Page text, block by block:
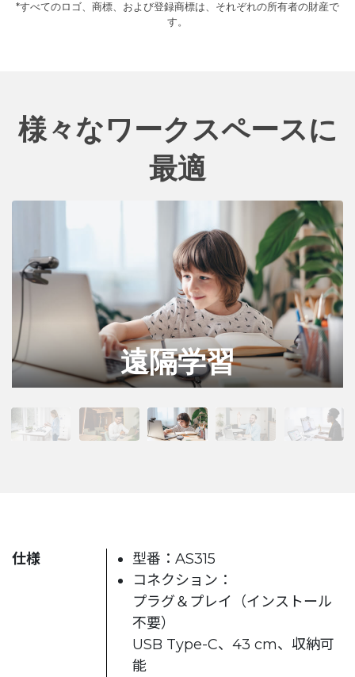
*すべてのロゴ、商標、および登録商標は、それぞれの所有者の財産で
す。
様々なワークスペースに
最適
外出先
仕様
型番：AS315
コネクション：
プラグ＆プレイ（インストール
不要）
USB Type-C、43 cm、収納可
能